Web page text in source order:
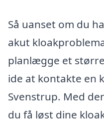
Så uanset om du
akut
planlægge et
ide at kontakte en
Svenstrup. Med
du få løst dine